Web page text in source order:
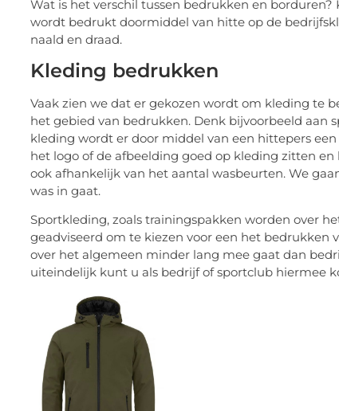
Wat is het verschil tussen bedrukken en
wordt bedrukt doormiddel van hitte op de
naald en draad.
Kleding bedrukken
Vaak zien we dat er gekozen wordt om kleding te
het gebied van bedrukken. Denk bijvoorbeeld aan
kleding wordt er door middel van een hittepers
het logo of de afbeelding goed op kleding zitten
ook afhankelijk van het aantal wasbeurten. We
was in gaat.
Sportkleding, zoals trainingspakken worden over
geadviseerd om te kiezen voor een het
over het algemeen minder lang mee gaat dan
uiteindelijk kunt u als bedrijf of sportclub hiermee